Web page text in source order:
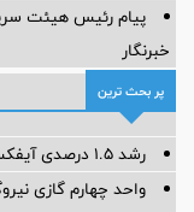
پیام رئیس هیئت
خبرنگار
پر بحث ترین
رشد ۱.۵ درصدی آیفکس به موازات افزایش ارزش معاملات
واحد چهارم گازی